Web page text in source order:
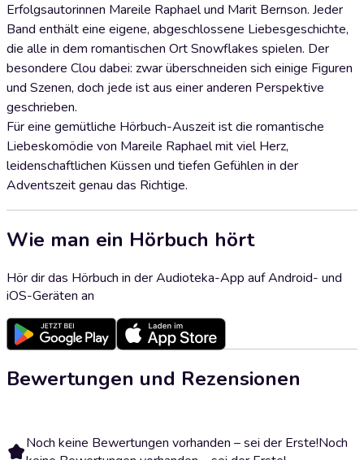
Erfolgsautorinnen Mareile Raphael und Marit Bernson. Jeder
Band enthält eine eigene, abgeschlossene Liebesgeschichte,
die alle in dem romantischen Ort Snowflakes spielen. Der
besondere Clou dabei: zwar überschneiden sich einige Figuren
und Szenen, doch jede ist aus einer anderen Perspektive
geschrieben.
Für eine gemütliche Hörbuch-Auszeit ist die romantische
Liebeskomödie von Mareile Raphael mit viel Herz,
leidenschaftlichen Küssen und tiefen Gefühlen in der
Adventszeit genau das Richtige.
Wie man ein Hörbuch hört
Hör dir das Hörbuch in der Audioteka-App auf Android- und
iOS-Geräten an
Bewertungen und Rezensionen
Noch keine Bewertungen vorhanden – sei der Erste!Noch